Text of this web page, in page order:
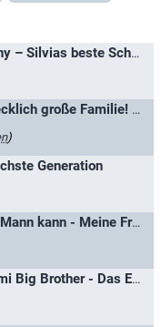
Lecker Schmecker Wollny – Silvias beste Schnäppchenrezepte
Die Wollnys - Eine schrecklich große Familie! / Die Wollnys - Silvia allein zu Haus
)
Generation
Mein Mann kann / Mein Mann kann - Meine Frau auch
Promi Big Brother / Promi Big Brother - Das Experiment